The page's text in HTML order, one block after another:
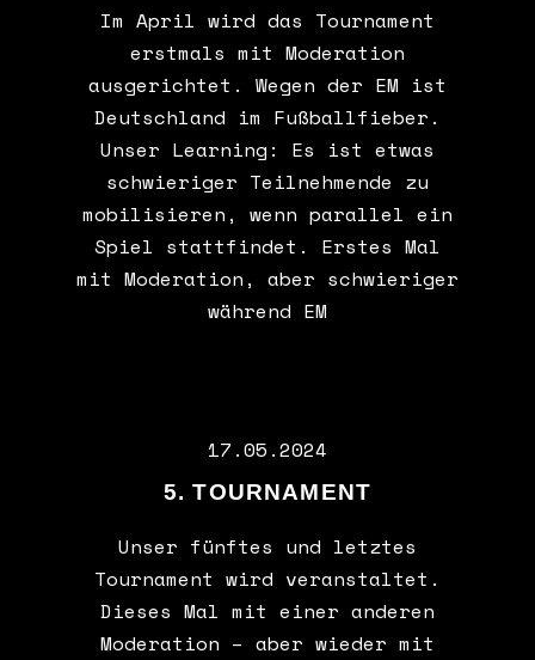
Im April wird das Tournament
erstmals mit Moderation
ausgerichtet. Wegen der EM ist
Deutschland im Fußballfieber.
Unser Learning: Es ist etwas
schwieriger Teilnehmende zu
mobilisieren, wenn parallel ein
Spiel stattfindet. Erstes Mal
mit Moderation, aber schwieriger
während EM
17.05.2024
5. TOURNAMENT
Unser fünftes und letztes
Tournament wird veranstaltet.
Dieses Mal mit einer anderen
Moderation – aber wieder mit